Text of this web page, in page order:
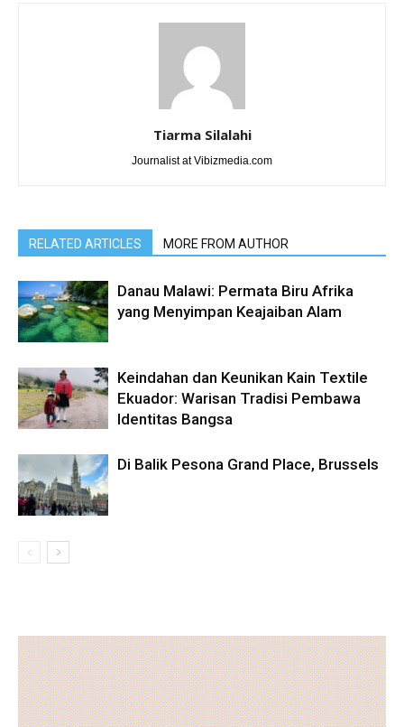
Tiarma Silalahi
Journalist at Vibizmedia.com
RELATED ARTICLES MORE FROM AUTHOR
Danau Malawi: Permata Biru Afrika
yang Menyimpan Keajaiban Alam
Keindahan dan Keunikan Kain Textile
Ekuador: Warisan Tradisi Pembawa
Identitas Bangsa
Di Balik Pesona Grand Place, Brussels